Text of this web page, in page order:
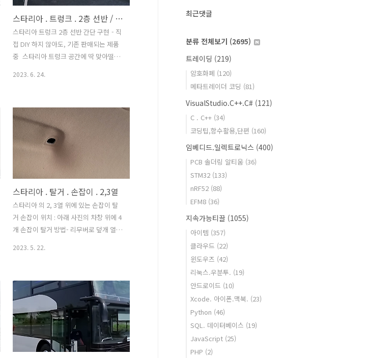
Aliexpress.com www.aliexpress.c..
스타리아 . 트렁크 . 2층 선반 / 간이 평탄화 / 캠핑 테이블 . 1석 3조 간단 구현.
스타리아 트렁크 2층 선반 간단 구현 - 직
접 DIY 하지 않아도, 기존 판매되는 제품
중 스타리아 트렁크 공간에 딱 맞아떨어
다. 활용1. 물건 적재시 2층 선반 활용 가
능. 활용2. 3열 폴딩한 것과 동일 높이로
간이 차박 평탄화 가능.활용3. 캠핑시 꺼
내어 야외 테이블로 활용가능. 테이블 무
게 5kg 으로 가벼워서 혼자서도 쉽게 넣
고 뺄 수 있다. 스타리아 트렁크 순정 상
태 - 선반 같은 수직 분할 수단 없이 순정
상태 그대로 트렁크에 물건 놓다보면 아
래 사진 처럼 비효율적으로 공간 활용 하
게 된다. 공간낭비.... 지저분... 어
쩔... 트렁크에 테이블 ..
2023. 6. 24.
스타리아 . 탈거 . 손잡이 . 2,3열
스타리아 의 2, 3열 위에 있는 손잡이 탈
거 손잡이 위치 : 아래 사진의 차창 위에 4
개 손잡이 탈거 방법- 리무버로 덮개 열어
반시계 방향으로 돌려 풀면 손잡이 바로
떨어지고 아래 사진 처럼 보인다. 천장 내
장재 속 상태 검정색( 플라스틱 재질) 은
내장재와 차체 부분 직접 닫지 않게 하는
용도이며, 하얀 색 부분이 나사못 체결되
는 곳. 손잡이 장착되는 브라켓- 천장 트
림 탈거 해야 볼 수 있음. 천장 트림 탈거
2023. 5. 22.
최근댓글
분류 전체보기 (2695)
트레이딩 (219)
암호화폐 (120)
메타트레이더 코딩 (81)
VisualStudio.C++.C# (121)
C . C++ (34)
코딩팁,함수활용,단편 (160)
임베디드.일렉트로닉스 (400)
PCB 솔더링 알티움 (36)
STM32 (133)
nRF52 (88)
EFM8 (36)
지속가능티끌 (1055)
아이템 (357)
클라우드 (22)
윈도우즈 (42)
리눅스.우분투. (19)
안드로이드 (10)
Xcode. 아이폰.맥북. (23)
Python (46)
SQL. 데이터베이스 (19)
JavaScript (25)
PHP (2)